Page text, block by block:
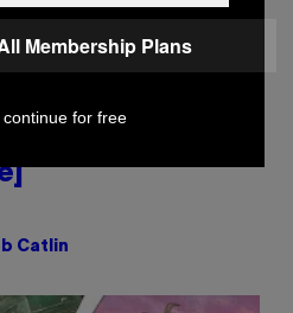
2’,
Music, and
(Almost) Never
Catlin
Membership Plans
continue for free